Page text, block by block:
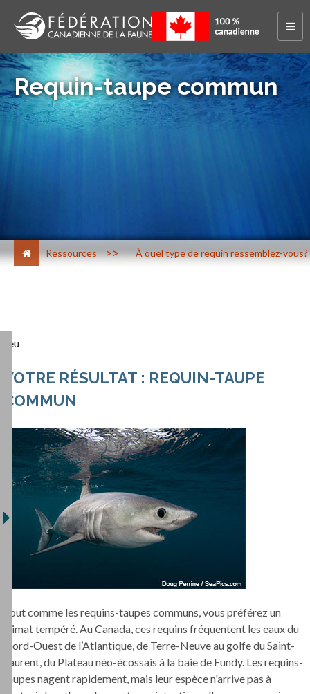
Requin-taupe commun
Ressources > À quel type de requin ressemblez-vous?
Jeu
VOTRE RÉSULTAT : REQUIN-TAUPE
COMMUN
Tout comme les requins-taupes communs, vous préférez un
climat tempéré. Au Canada, ces requins fréquentent les eaux du
Nord-Ouest de l’Atlantique, de Terre-Neuve au golfe du Saint-
Laurent, du Plateau néo-écossais à la baie de Fundy. Les requins-
taupes nagent rapidement, mais leur espèce n'arrive pas à